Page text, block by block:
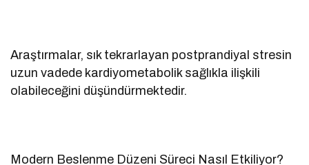
Araştırmalar, sık tekrarlayan postprandiyal stresin
uzun vadede kardiyometabolik sağlıkla ilişkili
olabileceğini düşündürmektedir.
Modern Beslenme Düzeni Süreci Nasıl Etkiliyor?